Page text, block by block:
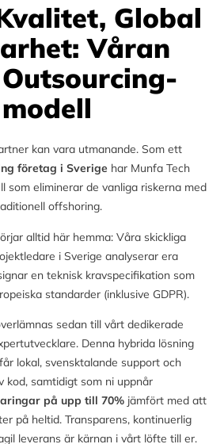
Global
Våran
modell
kan vara utmanande. Som ett
företag i Sverige har Munfa Tech
som eliminerar de vanliga riskerna med
offshoring.
alltid här hemma: Våra skickliga
i Sverige analyserar era
en teknisk kravspecifikation som
standarder (inklusive GDPR).
sedan till vårt dedikerade
Denna hybrida lösning
lokal, svensktalande support och
kod, samtidigt som ni uppnår
på upp till 70%jämfört med att
på heltid. Transparens, kontinuerlig
leverans är kärnan i vårt löfte till er.